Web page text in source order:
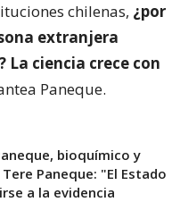
chilenas, ¿por
extranjera
ciencia crece con
Paneque.
bioquímico y
Paneque: "El Estado
a la evidencia